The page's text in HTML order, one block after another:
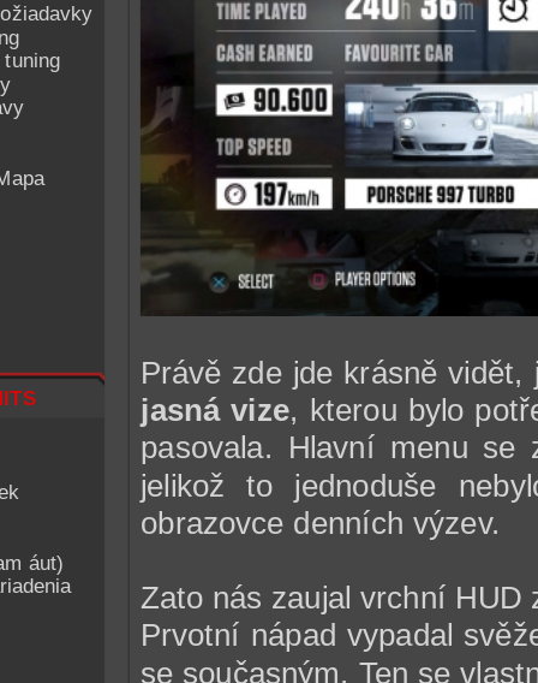
áut)
Právě zde jde krásně
jasná vize, kterou bylo
pasovala. Hlavní menu se
jelikož to jednoduše
obrazovce denních výzev.
Zato nás zaujal vrchní
Prvotní nápad vypadal
se současným. Ten se